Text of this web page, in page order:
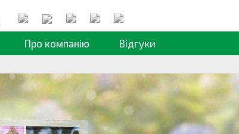
Про компанію Відгуки